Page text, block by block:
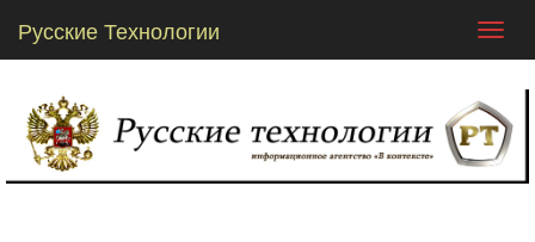
Русские Технологии